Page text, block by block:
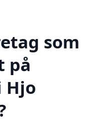
som
på
Hjo